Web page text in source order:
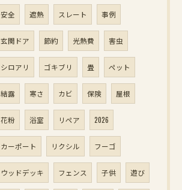
安全 遮熱 スレート 事例
玄関ドア 節約 光熱費 害虫
シロアリ ゴキブリ 畳 ペット
結露 寒さ カビ 保険 屋根
花粉 浴室 リペア 2026
カーポート リクシル フーゴ
ウッドデッキ フェンス 子供 遊び